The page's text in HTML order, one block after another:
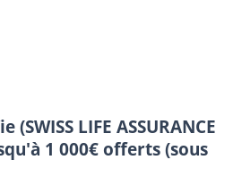
LIFE ASSURANCE
1 000€ offerts (sous